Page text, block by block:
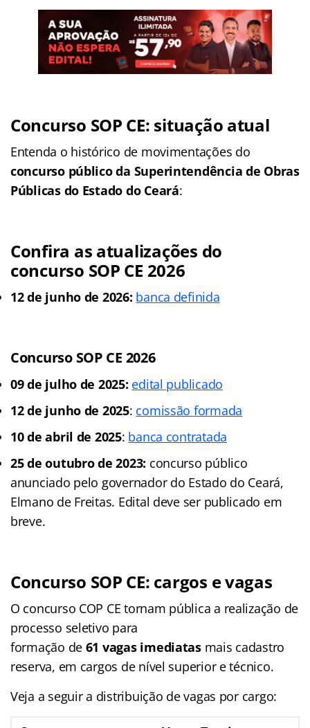
Concurso SOP CE: situação atual
Entenda o histórico de movimentações do
concurso público da Superintendência de Obras
Públicas do Estado do Ceará:
Confira as atualizações do
concurso SOP CE 2026
12 de junho de 2026: banca definida
Concurso SOP CE 2026
09 de julho de 2025: edital publicado
12 de junho de 2025: comissão formada
10 de abril de 2025: banca contratada
25 de outubro de 2023: concurso público
anunciado pelo governador do Estado do Ceará,
Elmano de Freitas. Edital deve ser publicado em
breve.
Concurso SOP CE: cargos e vagas
O concurso COP CE tornam pública a realização de
processo seletivo para
formação de 61 vagas imediatasmais cadastro
reserva, em cargos de nível superior e técnico.
Veja a seguir a distribuição de vagas por cargo: